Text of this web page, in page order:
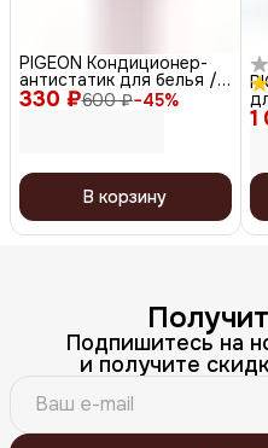
330 ₽600 ₽−45%
PIGEON Кондиционер-
антистатик для белья /
Flower Festival, 80 мл
В корзину
1
мл
Подпишитесь на
и получите